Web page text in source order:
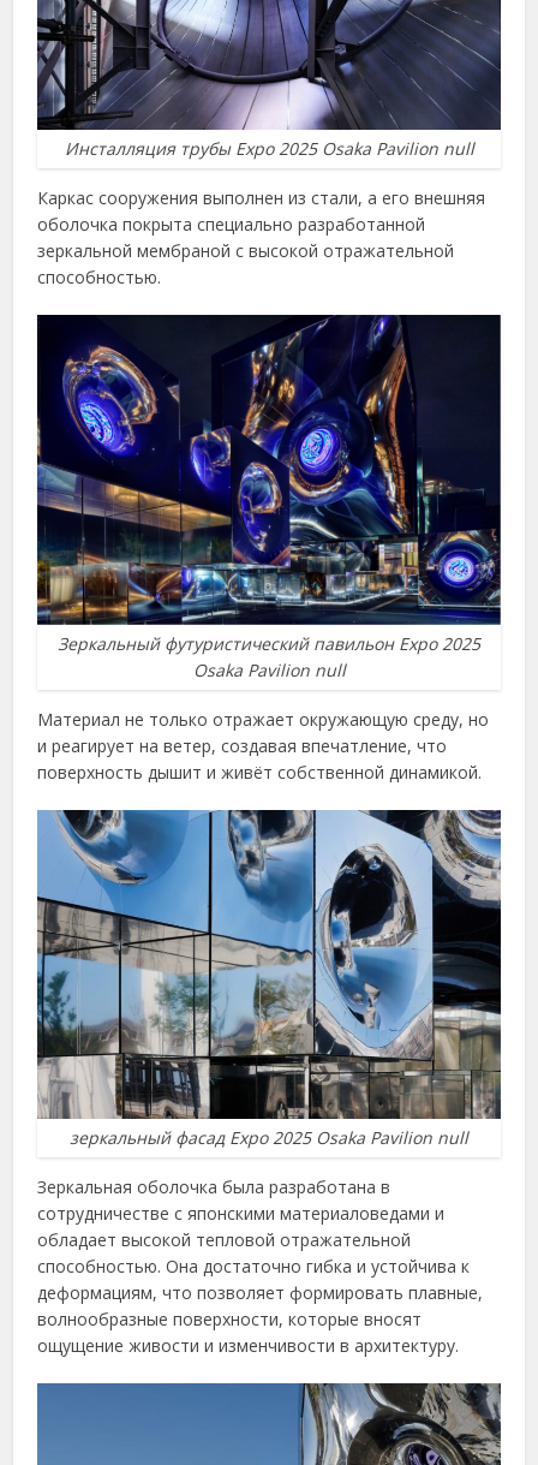
Инсталляция трубы Expo 2025 Osaka Pavilion null
Каркас сооружения выполнен из стали, а его внешняя
оболочка покрыта специально разработанной
зеркальной мембраной с высокой отражательной
способностью.
Зеркальный футуристический павильон Expo 2025
Osaka Pavilion null
Материал не только отражает окружающую среду, но
и реагирует на ветер, создавая впечатление, что
поверхность дышит и живёт собственной динамикой.
зеркальный фасад Expo 2025 Osaka Pavilion null
Зеркальная оболочка была разработана в
сотрудничестве с японскими материаловедами и
обладает высокой тепловой отражательной
способностью. Она достаточно гибка и устойчива к
деформациям, что позволяет формировать плавные,
волнообразные поверхности, которые вносят
ощущение живости и изменчивости в архитектуру.